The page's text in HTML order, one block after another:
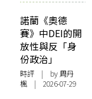
諾蘭《奧德
賽》中DEI的開
放性與反「身
份政治」
時評 | by周丹
楓 | 2026-07-29